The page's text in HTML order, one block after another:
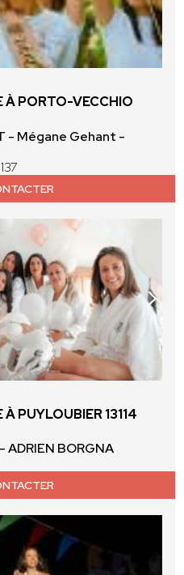
À PORTO-VECCHIO
- Mégane Gehant -
PUYLOUBIER 13114
ADRIEN BORGNA